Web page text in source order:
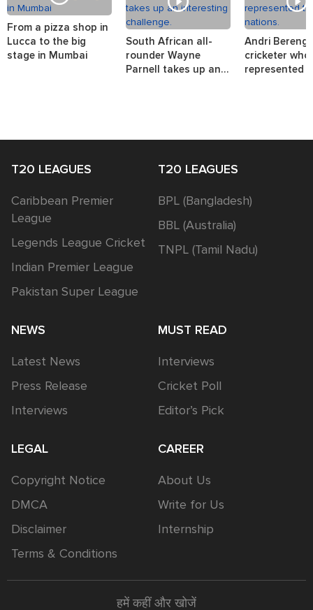
From a pizza shop in
Lucca to the big
stage in Mumbai
South African all-
rounder Wayne
Parnell takes up an
Andri
cricketer who
represented
T20 LEAGUES
Caribbean Premier
League
Legends League Cricket
Indian Premier League
Pakistan Super League
T20 LEAGUES
BPL (Bangladesh)
BBL (Australia)
TNPL (Tamil Nadu)
NEWS
Latest News
Press Release
Interviews
MUST READ
Interviews
Cricket Poll
Editor’s Pick
LEGAL
Copyright Notice
DMCA
Disclaimer
Terms & Conditions
CAREER
About Us
Write for Us
Internship
हमें कहीं और खोजें